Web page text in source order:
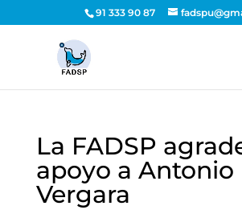
91 333 90 87
La FADSP
apoyo a Antonio
Vergara